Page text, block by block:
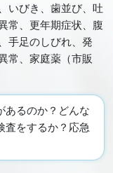
いびき、歯並び、吐
常、更年期症状、腹
手足のしびれ、発
常、家庭薬（市販
あるのか？どんな
査をするか？応急